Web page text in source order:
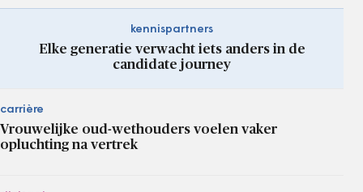
kennispartners
Elke generatie verwacht iets anders in de
candidate journey
carrière
Vrouwelijke oud-wethouders voelen vaker
opluchting na vertrek